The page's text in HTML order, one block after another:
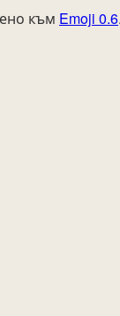
към Emoji 0.6